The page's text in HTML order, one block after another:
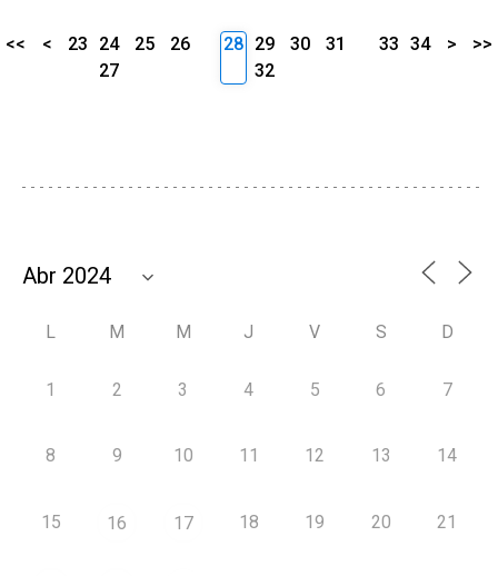
<< < 23 24 25
26
27
28 29 30
31
32
33 34 > >>
L M M J V S D
1 2 3 4 5 6 7
8 9 10 11 12 13 14
15 16 17 18 19 20 21